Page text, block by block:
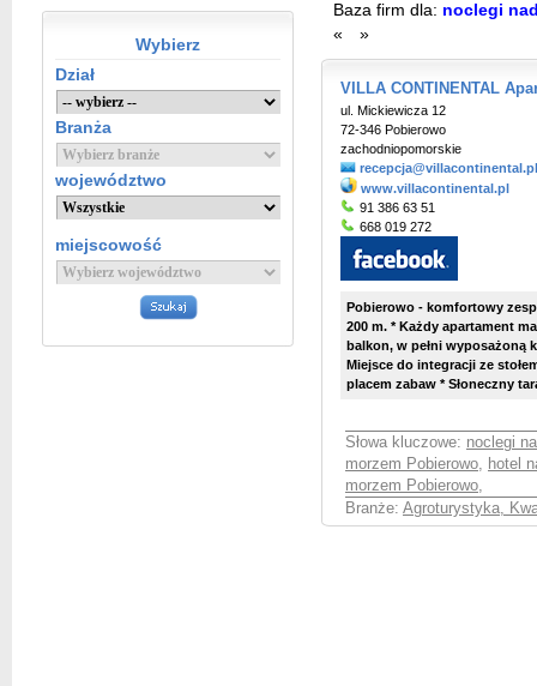
Wybierz
Dział
Branża
województwo
miejscowość
Baza firm dla: noclegi
«
»
VILLA CONTINENTAL
ul. Mickiewicza 12
72-346 Pobierowo
zachodniopomorskie
recepcja@villacontinental.pl
www.villacontinental.pl
91 386 63 51
668 019 272
Pobierowo - komfortowy
200 m. * Każdy apartament
balkon, w pełni wyposażoną
Miejsce do integracji ze
placem zabaw * Słoneczny
Słowa kluczowe: noclegi
morzem Pobierowo, hotel
morzem Pobierowo,
Branże: Agroturystyka,